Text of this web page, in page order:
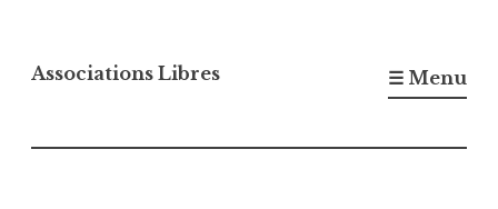
au
Associations Libres ☰ Menu